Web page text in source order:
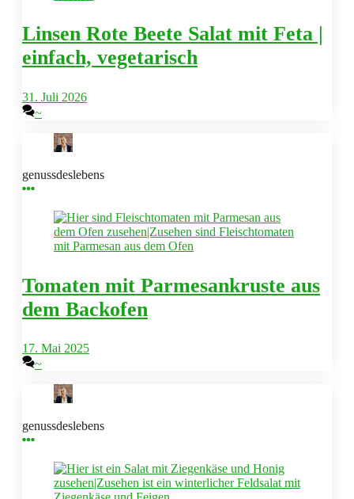
Linsen Rote Beete Salat mit Feta |
einfach, vegetarisch
31. Juli 2026
~
genussdeslebens
Tomaten mit Parmesankruste aus
dem Backofen
17. Mai 2025
~
genussdeslebens